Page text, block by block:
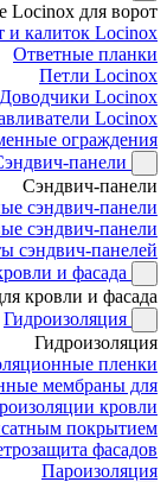
Locinox для ворот
и калиток Locinox
Ответные планки
Петли Locinox
Доводчики Locinox
Locinox
ограждения
панели
Сэндвич-панели
сэндвич-панели
сэндвич-панели
сэндвич-панелей
и фасада
кровли и фасада
Гидроизоляция
Гидроизоляция
пленки
мембраны для
кровли
покрытием
фасадов
Пароизоляция